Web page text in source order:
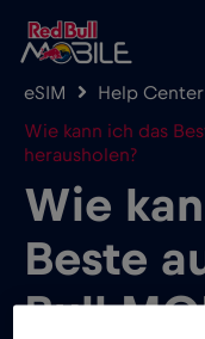
eSIM Help Center
Wie kann ich das
herausholen?
Wie
Beste
Bull